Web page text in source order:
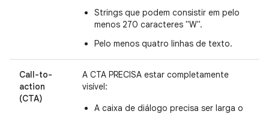
Strings que podem consistir em pelo
menos 270 caracteres "W".
Pelo menos quatro linhas de texto.
Call-to-
action
(CTA)
A CTA PRECISA estar completamente
visível:
A caixa de diálogo precisa ser larga o